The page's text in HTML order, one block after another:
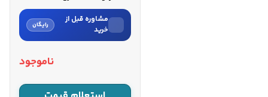
مشاوره قبل از
خرید
رایگان
نام خانوادگی
ناموجود